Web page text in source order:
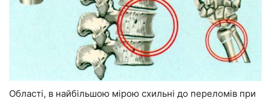
Області, в найбільшою мірою схильні до переломів при